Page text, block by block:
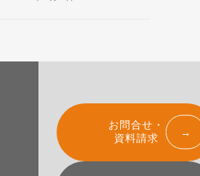
お問合せ・
資料請求